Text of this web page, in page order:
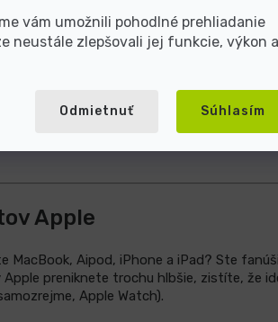
vám umožnili pohodlné prehliadanie
neustále zlepšovali jej funkcie, výkon a
Odmietnuť Súhlasím
na prihlásenie do konta nielen v
heslo, môže zneužiť vaše Apple ID.
Toto nastavíte kde inde ako v
o prihlásenie zobrazí autorizačný kód.
až do takej miery, že odmietne
podrobnosti o prípade. Tento prípad
Apple
MacBook, Aipod, iPhone a iPad? Ste
preniknete trochu hlbšie, zistíte, že
Apple Watch).